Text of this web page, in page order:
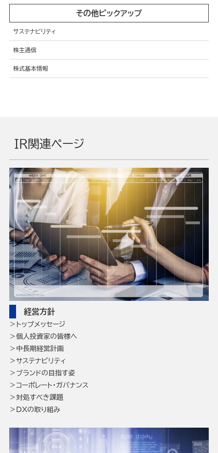
その他ピックアップ
サステナビリティ
株主通信
株式基本情報
IR関連ページ
経営方針
トップメッセージ
個人投資家の皆様へ
中長期経営計画
サステナビリティ
ブランドの目指す姿
コーポレート・ガバナンス
対処すべき課題
DXの取り組み